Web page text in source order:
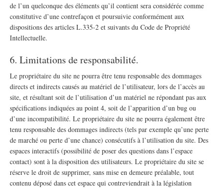
de l’un quelconque des éléments qu’il contient sera considérée comme
constitutive d’une contrefaçon et poursuivie conformément aux
dispositions des articles L.335-2 et suivants du Code de Propriété
Intellectuelle.
6. Limitations de responsabilité.
Le propriétaire du site ne pourra être tenu responsable des dommages
directs et indirects causés au matériel de l’utilisateur, lors de l’accès au
site, et résultant soit de l’utilisation d’un matériel ne répondant pas aux
spécifications indiquées au point 4, soit de l’apparition d’un bug ou
d’une incompatibilité. Le propriétaire du site ne pourra également être
tenu responsable des dommages indirects (tels par exemple qu’une perte
de marché ou perte d’une chance) consécutifs à l’utilisation du site. Des
espaces interactifs (possibilité de poser des questions dans l’espace
contact) sont à la disposition des utilisateurs. Le propriétaire du site se
réserve le droit de supprimer, sans mise en demeure préalable, tout
contenu déposé dans cet espace qui contreviendrait à la législation